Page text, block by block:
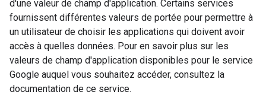
d'une valeur de champ d'application. Certains services
fournissent différentes valeurs de portée pour permettre à
un utilisateur de choisir les applications qui doivent avoir
accès à quelles données. Pour en savoir plus sur les
valeurs de champ d'application disponibles pour le service
Google auquel vous souhaitez accéder, consultez la
documentation de ce service.